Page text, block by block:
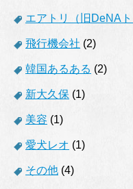
エアトリ（旧DeNAト
飛行機会社 (2)
韓国あるある (2)
新大久保 (1)
美容 (1)
愛犬レオ (1)
その他 (4)